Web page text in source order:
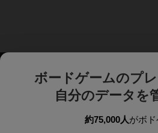
ボードゲームのプレ
自分のデータを
約75,000人がボド